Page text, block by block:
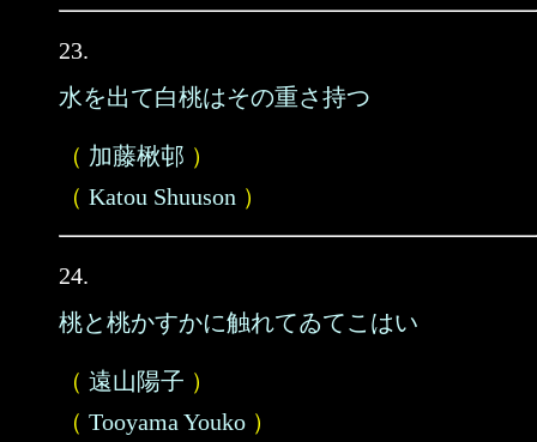
23.
水を出て白桃はその重さ持つ
（ 加藤楸邨 ）
（ Katou Shuuson ）
24.
桃と桃かすかに触れてゐてこはい
（ 遠山陽子 ）
（ Tooyama Youko ）